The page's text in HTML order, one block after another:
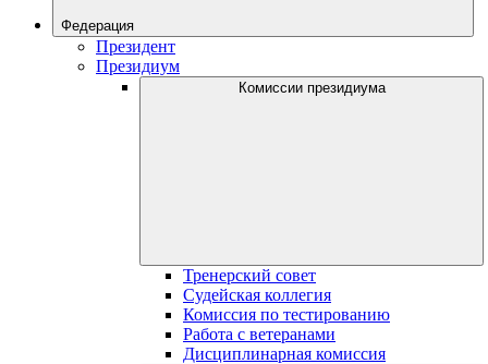
Федерация
Президент
Президиум
Комиссии президиума
Тренерский совет
Судейская коллегия
Комиссия по тестированию
Работа с ветеранами
Дисциплинарная комиссия